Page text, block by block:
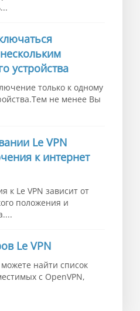
устройства
только к одному
не менее Вы
Le VPN
к интернет
к Le VPN зависит от
положения и
Le VPN
найти список
с OpenVPN,